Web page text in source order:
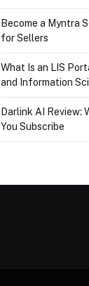
Become a Myntra
for Sellers
What Is an LIS
and Information
Darlink AI Review:
You Subscribe